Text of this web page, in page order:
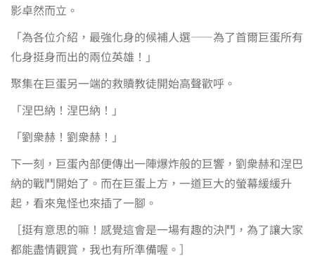
影卓然而立。
「為各位介紹，最強化身的候補人選——為了首爾巨蛋所有
化身挺身而出的兩位英雄！」
聚集在巨蛋另一端的救贖教徒開始高聲歡呼。
「涅巴納！涅巴納！」
「劉衆赫！劉衆赫！」
下一刻，巨蛋內部便傳出一陣爆炸般的巨響，劉衆赫和涅巴
納的戰鬥開始了。而在巨蛋上方，一道巨大的螢幕緩緩升
起，看來鬼怪也來插了一腳。
［挺有意思的嘛！感覺這會是一場有趣的決鬥，為了讓大家
都能盡情觀賞，我也有所準備喔。］